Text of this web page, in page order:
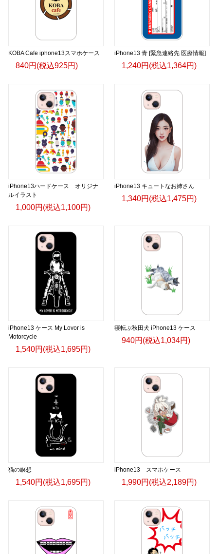
KOBA Cafe iphone13スマホケース
840円(税込925円)
iPhone13 青 [緊急連絡先 医療情報]
1,240円(税込1,364円)
iPhone13ハードケース オリジナ
ルイラスト
1,000円(税込1,100円)
iPhone13 キュートなお姉さん
1,340円(税込1,475円)
iPhone13 ケース My Lovor is
Motorcycle
1,540円(税込1,695円)
寝転ぶ秋田犬 iPhone13 ケース
940円(税込1,034円)
猫の瞑想
1,540円(税込1,695円)
iPhone13 スマホケース
1,990円(税込2,189円)